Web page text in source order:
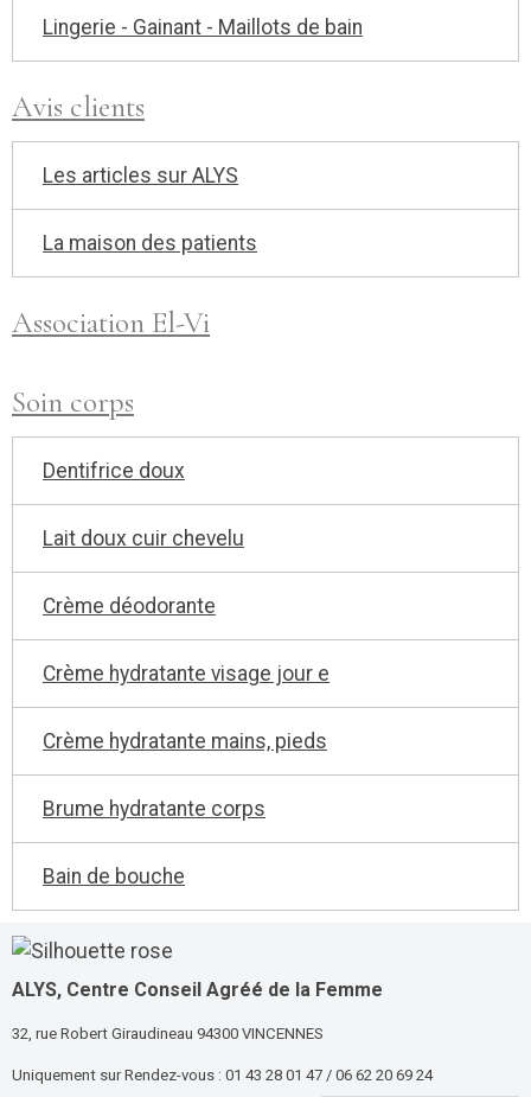
Lingerie - Gainant - Maillots de bain
Avis clients
Les articles sur ALYS
La maison des patients
Association El-Vi
Soin corps
Dentifrice doux
Lait doux cuir chevelu
Crème déodorante
Crème hydratante visage jour e
Crème hydratante mains, pieds
Brume hydratante corps
Bain de bouche
ALYS, Centre Conseil Agréé de la Femme
32, rue Robert Giraudineau 94300 VINCENNES
Uniquement sur Rendez-vous : 01 43 28 01 47 / 06 62 20 69 24